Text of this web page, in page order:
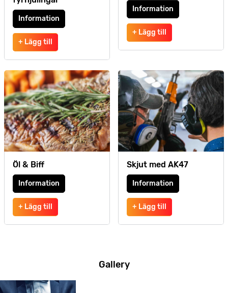
Information
+ Lägg till
Information
+ Lägg till
Öl & Biff
Information
+ Lägg till
Skjut med AK47
Information
+ Lägg till
Gallery